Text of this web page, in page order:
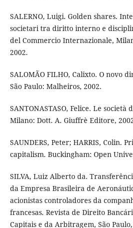
SALERNO, Luigi. Golden shares.
societari tra diritto interno e
del Commercio Internazionale,
2002.
SALOMÃO FILHO, Calixto. O novo
São Paulo: Malheiros, 2002.
SANTONASTASO, Felice. Le società
Milano: Dott. A. Giuffrè Editore,
SAUNDERS, Peter; HARRIS, Colin.
capitalism. Buckingham: Open
SILVA, Luiz Alberto da.
da Empresa Brasileira de
acionistas controladores da
francesas. Revista de Direito
Capitais e da Arbitragem, São